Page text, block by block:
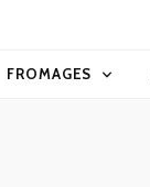
FROMAGES